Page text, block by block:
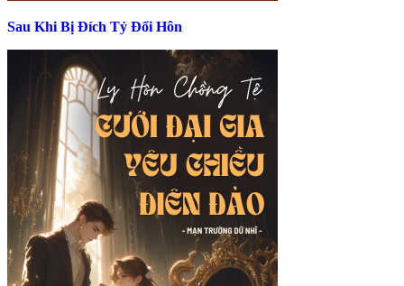
Sau Khi Bị Đích Tỷ Đổi Hôn